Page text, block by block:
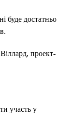
буде достатньо
проект-
участь у